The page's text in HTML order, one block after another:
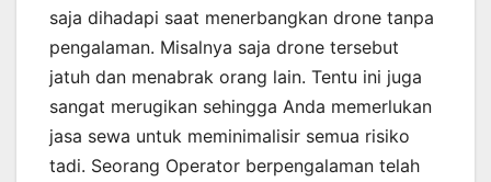
saja dihadapi saat menerbangkan drone tanpa
pengalaman. Misalnya saja drone tersebut
jatuh dan menabrak orang lain. Tentu ini juga
sangat merugikan sehingga Anda memerlukan
jasa sewa untuk meminimalisir semua risiko
tadi. Seorang Operator berpengalaman telah